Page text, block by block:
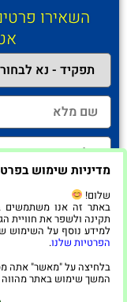
השאירו
מדיניות שימוש
שלום!
תקינה ולשפר את חוויית
למידע נוסף על השימוש
הפרטיות שלנו.
בלחיצה על "מאשר" אתה
המשך שימוש באתר מהווה